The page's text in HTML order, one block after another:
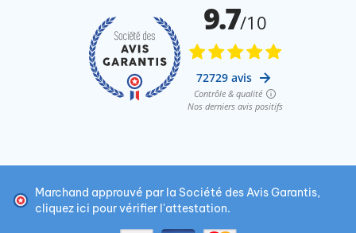
Marchand approuvé par la Société des Avis Garantis,
cliquez ici pour vérifier l'attestation.